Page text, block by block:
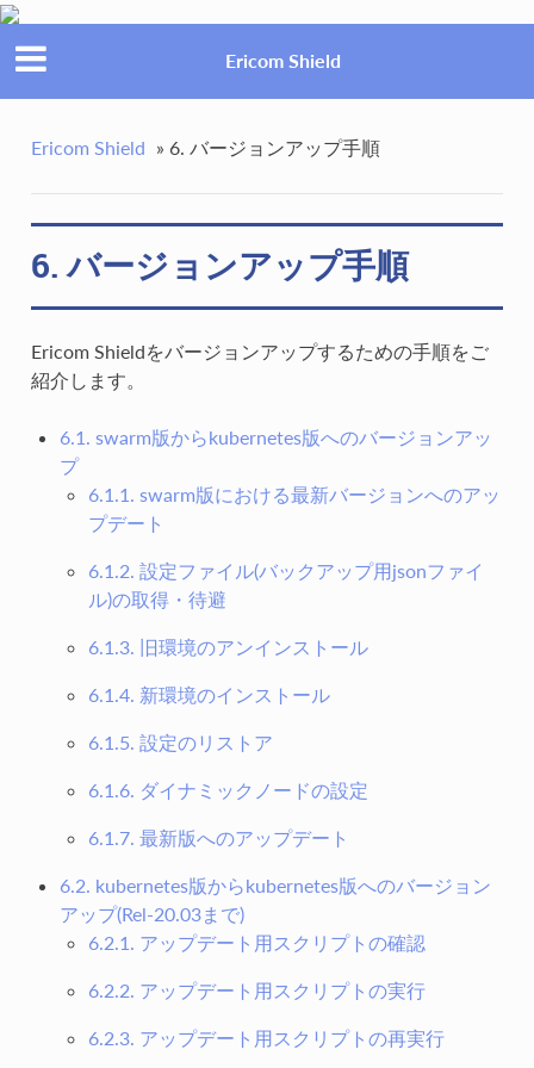
Ericom Shield
Ericom Shield » 6. バージョンアップ手順
6. バージョンアップ手順
Ericom Shieldをバージョンアップするための手順をご
紹介します。
6.1. swarm版からkubernetes版へのバージョンアッ
プ
6.1.1. swarm版における最新バージョンへのアッ
プデート
6.1.2. 設定ファイル(バックアップ用jsonファイ
ル)の取得・待避
6.1.3. 旧環境のアンインストール
6.1.4. 新環境のインストール
6.1.5. 設定のリストア
6.1.6. ダイナミックノードの設定
6.1.7. 最新版へのアップデート
6.2. kubernetes版からkubernetes版へのバージョン
アップ(Rel-20.03まで)
6.2.1. アップデート用スクリプトの確認
6.2.2. アップデート用スクリプトの実行
6.2.3. アップデート用スクリプトの再実行